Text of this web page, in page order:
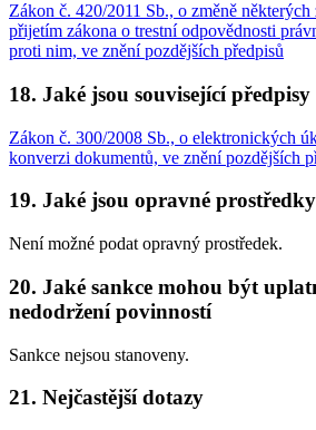
Zákon č. 420/2011 Sb., o změně
přijetím zákona o trestní odpovědnosti
proti nim, ve znění pozdějších předpisů
18. Jaké jsou související předpisy
Zákon č. 300/2008 Sb., o elektronických
konverzi dokumentů, ve znění pozdějších
19. Jaké jsou opravné
Není možné podat opravný prostředek.
20. Jaké sankce mohou být
nedodržení povinností
Sankce nejsou stanoveny.
21. Nejčastější dotazy